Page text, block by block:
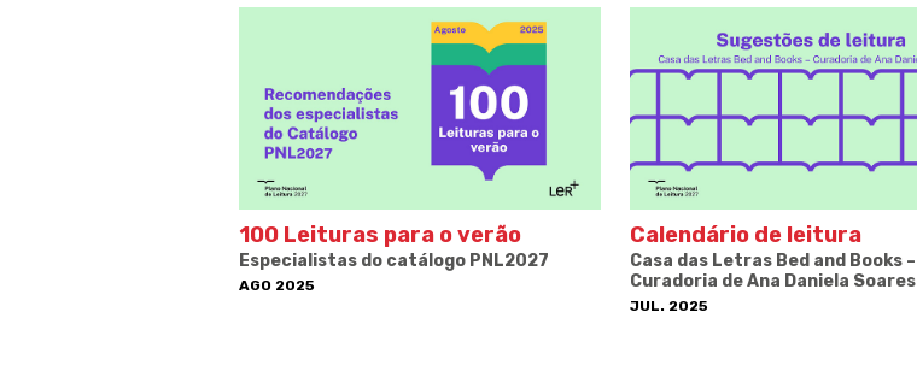
100 Leituras para o verão
Especialistas do catálogo PNL2027
AGO 2025
Calendário de leitura
Casa das Letras Bed and Books –
Curadoria de Ana Daniela Soares
JUL. 2025